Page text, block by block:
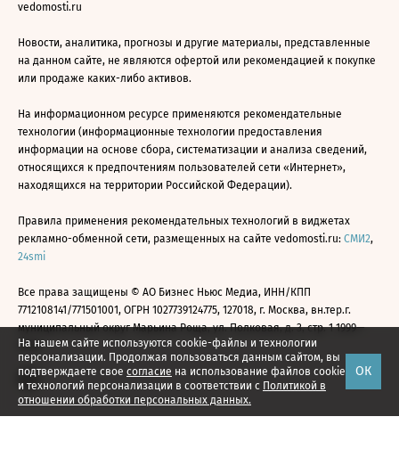
На нашем сайте используются cookie-файлы и технологии
персонализации. Продолжая пользоваться данным сайтом, вы
подтверждаете свое согласие на использование файлов cookie
и технологий персонализации в соответствии с Политикой в
отношении обработки персональных данных.
ОК
vedomosti.ru
Новости, аналитика, прогнозы и другие материалы, представленные
на данном сайте, не являются офертой или рекомендацией к покупке
или продаже каких-либо активов.
На информационном ресурсе применяются рекомендательные
технологии (информационные технологии предоставления
информации на основе сбора, систематизации и анализа сведений,
относящихся к предпочтениям пользователей сети «Интернет»,
находящихся на территории Российской Федерации).
Правила применения рекомендательных технологий в виджетах
рекламно-обменной сети, размещенных на сайте vedomosti.ru: СМИ2,
24smi
Все права защищены © АО Бизнес Ньюс Медиа, ИНН/КПП
7712108141/771501001, ОГРН 1027739124775, 127018, г. Москва, вн.тер.г.
муниципальный округ Марьина Роща, ул. Полковая, д. 3, стр. 1 1999—
2026